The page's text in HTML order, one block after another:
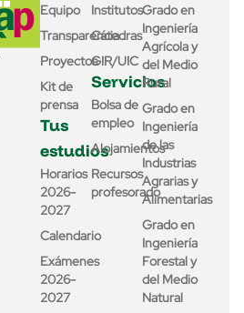
Equipo
Transparencia
Proyectos
Kit de
prensa
Tus
estudios
Horarios
2026-
2027
Calendario
Exámenes
2026-
2027
Institutos
Cátedras
GIR/UIC
Servicios
Bolsa de
empleo
Alojamientos
Recursos
profesorado
Grado en
Ingeniería
Agrícola y
del Medio
Rural
Grado en
Ingeniería
de las
Industrias
Agrarias y
Alimentarias
Grado en
Ingeniería
Forestal y
del Medio
Natural